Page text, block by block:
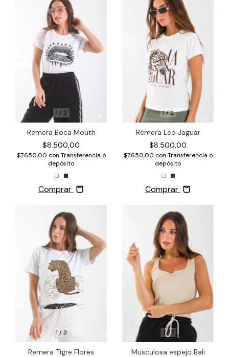
1 / 2
Remera Boca Mouth
$8.500,00
$7.650,00 con Transferencia o
depósito
Comprar
1/2
Remera Leo Jaguar
$8.500,00
$7.650,00 con Transferencia o
depósito
Comprar
1 /3
Remera Tigre Flores
1/7
Musculosa espejo Bali